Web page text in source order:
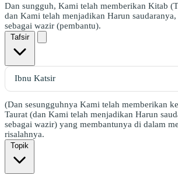
Dan sungguh, Kami telah memberikan Kitab
dan Kami telah menjadikan Harun
sebagai wazir (pembantu).
Tafsir
(Dan sesungguhnya Kami telah memberikan
Taurat (dan Kami telah menjadikan Harun
sebagai wazir) yang membantunya di dalam
risalahnya.
Topik